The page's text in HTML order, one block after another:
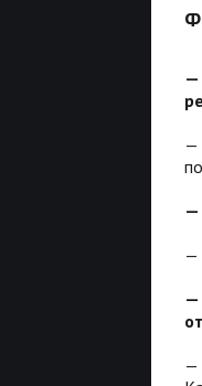
—
—
—
—
—
—